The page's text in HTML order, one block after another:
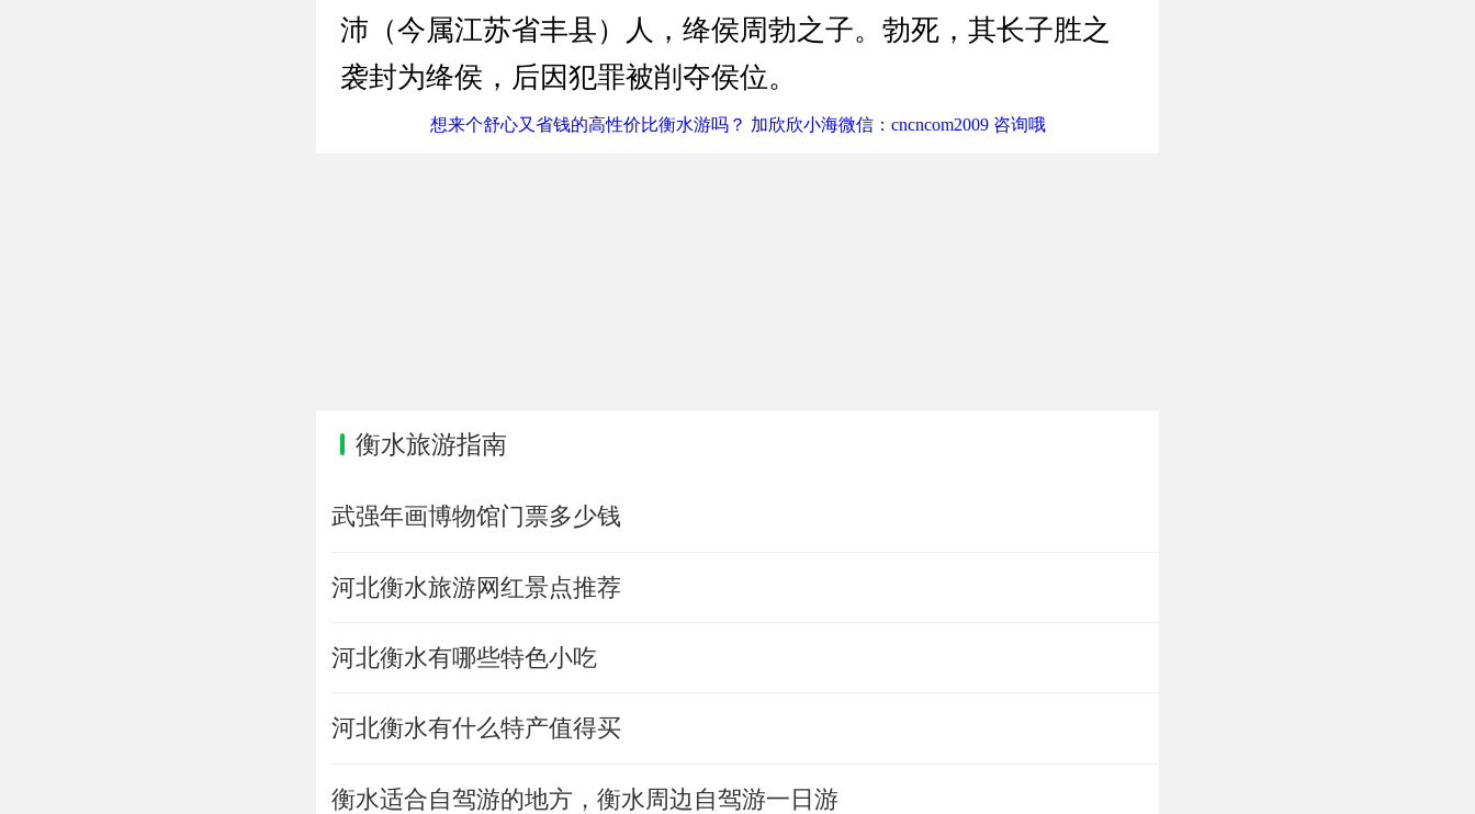
沛（今属江苏省丰县）人，绛侯周勃之子。勃死，其长子胜之
袭封为绛侯，后因犯罪被削夺侯位。
想来个舒心又省钱的高性价比衡水游吗？ 加欣欣小海微信：cncncom2009 咨询哦
衡水旅游指南
武强年画博物馆门票多少钱
河北衡水旅游网红景点推荐
河北衡水有哪些特色小吃
河北衡水有什么特产值得买
衡水适合自驾游的地方，衡水周边自驾游一日游